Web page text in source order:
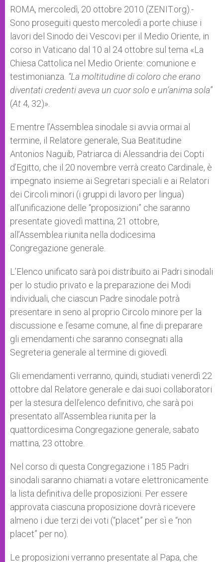
p
p
g
e
r
o
k
r
ROMA, mercoledì, 20 ottobre 2010 (ZENIT.org).-
Sono proseguiti questo mercoledì a porte chiuse i
lavori del Sinodo dei Vescovi per il Medio Oriente, in
corso in Vaticano dal 10 al 24 ottobre sul tema «La
Chiesa Cattolica nel Medio Oriente: comunione e
testimonianza . “La moltitudine di coloro che erano
diventati credenti aveva un cuor solo e un’anima sola”
(At 4, 32)».
E mentre l’Assemblea sinodale si avvia ormai al
termine, il Relatore generale, Sua Beatitudine
Antonios Naguib, Patriarca di Alessandria dei Copti
d’Egitto, che il 20 novembre verrà creato Cardinale, è
impegnato insieme ai Segretari speciali e ai Relatori
dei Circoli minori (i gruppi di lavoro per lingua)
all’unificazione delle “proposizioni” che saranno
presentate giovedì mattina, 21 ottobre,
all’Assemblea riunita nella dodicesima
Congregazione generale.
L’Elenco unificato sarà poi distribuito ai Padri sinodali
per lo studio privato e la preparazione dei Modi
individuali, che ciascun Padre sinodale potrà
presentare in seno al proprio Circolo minore per la
discussione e l’esame comune, al fine di preparare
gli emendamenti che saranno consegnati alla
Segreteria generale al termine di giovedì.
Gli emendamenti verranno, quindi, studiati venerdì 22
ottobre dal Relatore generale e dai suoi collaboratori
per la stesura dell’elenco definitivo, che sarà poi
presentato all’Assemblea riunita per la
quattordicesima Congregazione generale, sabato
mattina, 23 ottobre.
Nel corso di questa Congregazione i 185 Padri
sinodali saranno chiamati a votare elettronicamente
la lista definitiva delle proposizioni. Per essere
approvata ciascuna proposizione dovrà ricevere
almeno i due terzi dei voti (“placet” per sì e “non
placet” per no).
Le proposizioni verranno presentate al Papa, che